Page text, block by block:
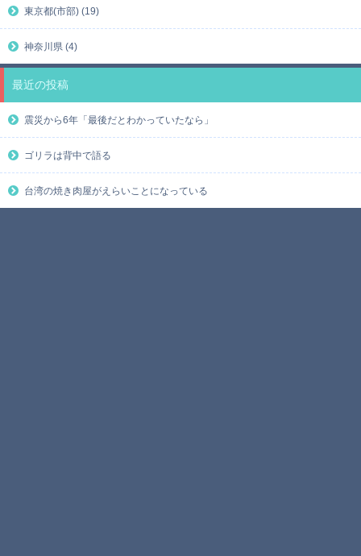
東京都(市部) (19)
神奈川県 (4)
最近の投稿
震災から6年「最後だとわかっていたなら」
ゴリラは背中で語る
台湾の焼き肉屋がえらいことになっている